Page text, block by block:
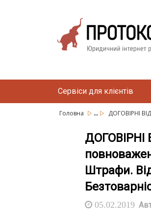
Сервіси для клієнтів
Головна ... ДОГОВІРНІ
ДОГОВІРНІ
Штрафи.
05.02.2019